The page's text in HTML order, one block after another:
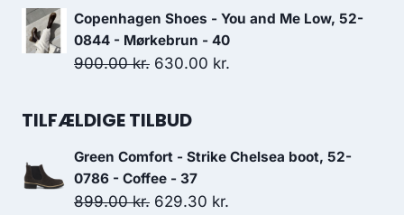
700.00 kr..490.00 kr..
oprindelige
pris
var:
aktuelle
Copenhagen Shoes - You and Me Low, 52-
0844 - Mørkebrun - 40
900.00kr. Den
pris
900.00 kr..
630.00 kr.
630.00 kr..
TILFÆLDIGE TILBUD
Green Comfort - Strike Chelsea boot, 52-
0786 - Coffee - 37
899.00kr. Den
629.30 kr.